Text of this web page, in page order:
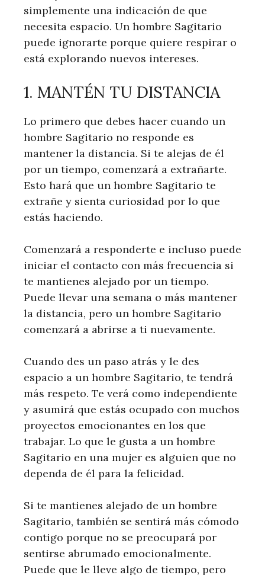
simplemente una indicación de que
necesita espacio. Un hombre Sagitario
puede ignorarte porque quiere respirar o
está explorando nuevos intereses.
1. MANTÉN TU DISTANCIA
Lo primero que debes hacer cuando un
hombre Sagitario no responde es
mantener la distancia. Si te alejas de él
por un tiempo, comenzará a extrañarte.
Esto hará que un hombre Sagitario te
extrañe y sienta curiosidad por lo que
estás haciendo.
Comenzará a responderte e incluso puede
iniciar el contacto con más frecuencia si
te mantienes alejado por un tiempo.
Puede llevar una semana o más mantener
la distancia, pero un hombre Sagitario
comenzará a abrirse a ti nuevamente.
Cuando des un paso atrás y le des
espacio a un hombre Sagitario, te tendrá
más respeto. Te verá como independiente
y asumirá que estás ocupado con muchos
proyectos emocionantes en los que
trabajar. Lo que le gusta a un hombre
Sagitario en una mujer es alguien que no
dependa de él para la felicidad.
Si te mantienes alejado de un hombre
Sagitario, también se sentirá más cómodo
contigo porque no se preocupará por
sentirse abrumado emocionalmente.
Puede que le lleve algo de tiempo, pero